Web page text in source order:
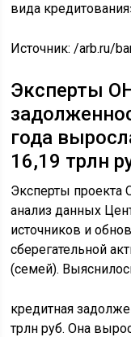
вида
Источник:/arb.ru/
Эксперты
года
16,19 трлн
Эксперты проекта
анализ данных
источников и
сберегательной
(семей).
кредитная
трлн руб. Она